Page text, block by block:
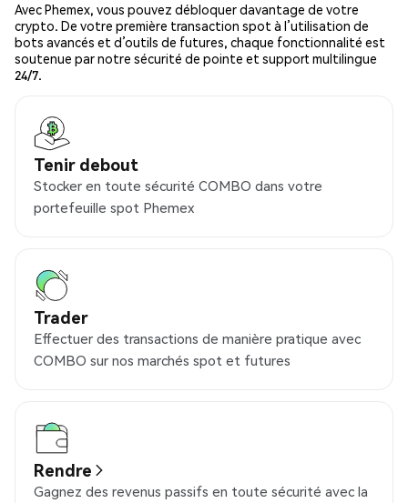
Avec Phemex, vous pouvez débloquer davantage de votre
crypto. De votre première transaction spot à l’utilisation de
bots avancés et d’outils de futures, chaque fonctionnalité est
soutenue par notre sécurité de pointe et support multilingue
24/7.
Tenir debout
Stocker en toute sécurité COMBO dans votre
portefeuille spot Phemex
Trader
Effectuer des transactions de manière pratique avec
COMBO sur nos marchés spot et futures
Rendre
Gagnez des revenus passifs en toute sécurité avec la